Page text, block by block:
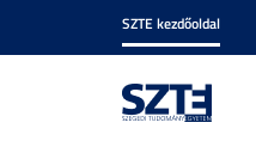
SZTE kezdőoldal